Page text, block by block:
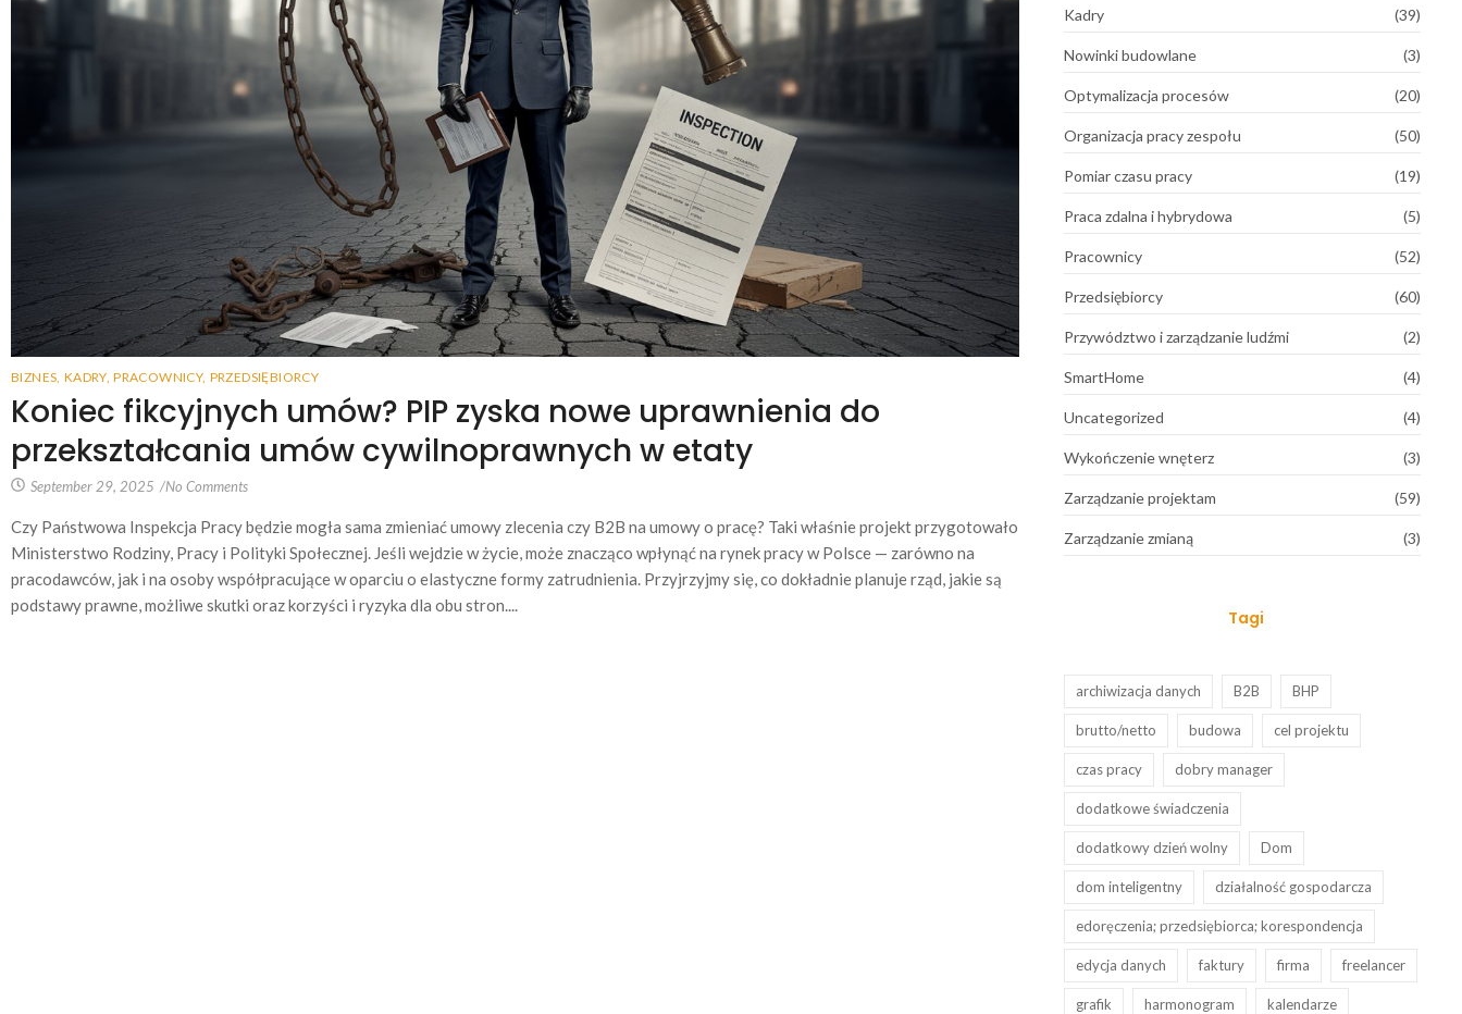
BIZNES, KADRY, PRACOWNICY, PRZEDSIĘBIORCY
Koniec fikcyjnych umów? PIP zyska nowe uprawnienia do
przekształcania umów cywilnoprawnych w etaty
September 29, 2025 /No Comments
Czy Państwowa Inspekcja Pracy będzie mogła sama zmieniać umowy zlecenia czy B2B na umowy o pracę? Taki właśnie projekt przygotowało
Ministerstwo Rodziny, Pracy i Polityki Społecznej. Jeśli wejdzie w życie, może znacząco wpłynąć na rynek pracy w Polsce — zarówno na
pracodawców, jak i na osoby współpracujące w oparciu o elastyczne formy zatrudnienia. Przyjrzyjmy się, co dokładnie planuje rząd, jakie są
podstawy prawne, możliwe skutki oraz korzyści i ryzyka dla obu stron....
Kadry (39)
Nowinki budowlane (3)
Optymalizacja procesów (20)
Organizacja pracy zespołu (50)
Pomiar czasu pracy (19)
Praca zdalna i hybrydowa (5)
Pracownicy (52)
Przedsiębiorcy (60)
Przywództwo i zarządzanie ludźmi (2)
SmartHome (4)
Uncategorized (4)
Wykończenie wnęterz (3)
Zarządzanie projektam (59)
Zarządzanie zmianą (3)
Tagi
archiwizacja danych B2B BHP
brutto/netto budowa cel projektu
czas pracy dobry manager
dodatkowe świadczenia
dodatkowy dzień wolny Dom
dom inteligentny działalność gospodarcza
edoręczenia; przedsiębiorca; korespondencja
edycja danych faktury firma freelancer
grafik harmonogram kalendarze